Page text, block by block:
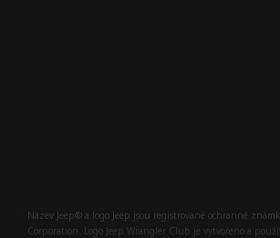
Název Jeep® a logo Jeep jsou registrované ochranné
Corporation. Logo Jeep Wrangler Club je vytvořeno a